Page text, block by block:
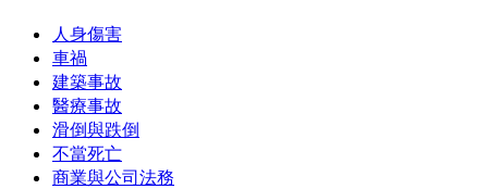
人身傷害
車禍
建築事故
醫療事故
滑倒與跌倒
不當死亡
商業與公司法務